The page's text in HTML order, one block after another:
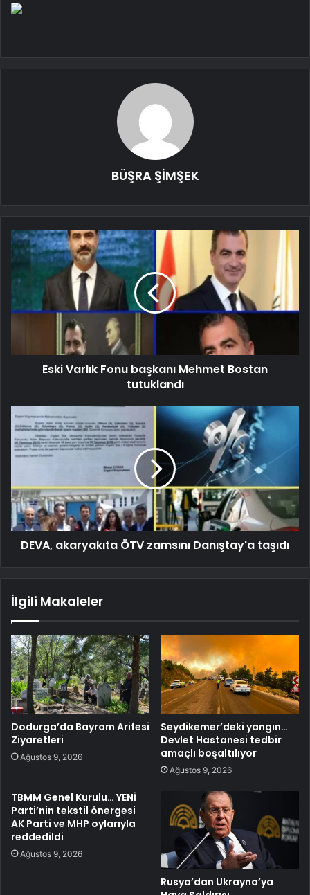
BÜŞRA ŞİMŞEK
Eski Varlık Fonu başkanı Mehmet Bostan
tutuklandı
DEVA, akaryakıta ÖTV zamsını Danıştay'a taşıdı
İlgili Makaleler
Dodurga’da Bayram Arifesi
Ziyaretleri
Ağustos 9, 2026
Seydikemer’deki yangın…
Devlet Hastanesi tedbir
amaçlı boşaltılıyor
Ağustos 9, 2026
TBMM Genel Kurulu… YENİ
Parti’nin tekstil önergesi
AK Parti ve MHP oylarıyla
reddedildi
Ağustos 9, 2026
Rusya’dan Ukrayna’ya